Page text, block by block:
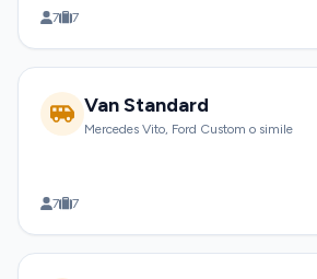
7 7
Van Standard
Mercedes Vito, Ford Custom o simile
7 7